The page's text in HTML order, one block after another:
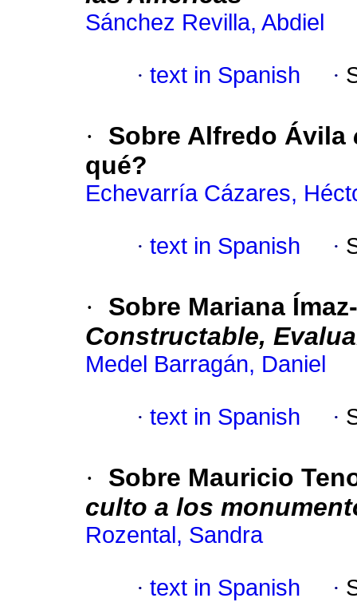
Sánchez Revilla, Abdiel
· text in Spanish ·
· Sobre Alfredo Ávila
qué?
Echevarría Cázares,
· text in Spanish ·
·
Sobre Mariana
Constructable,
Medel Barragán, Daniel
· text in Spanish ·
·
Sobre Mauricio
culto a los
Rozental, Sandra
· text in Spanish ·